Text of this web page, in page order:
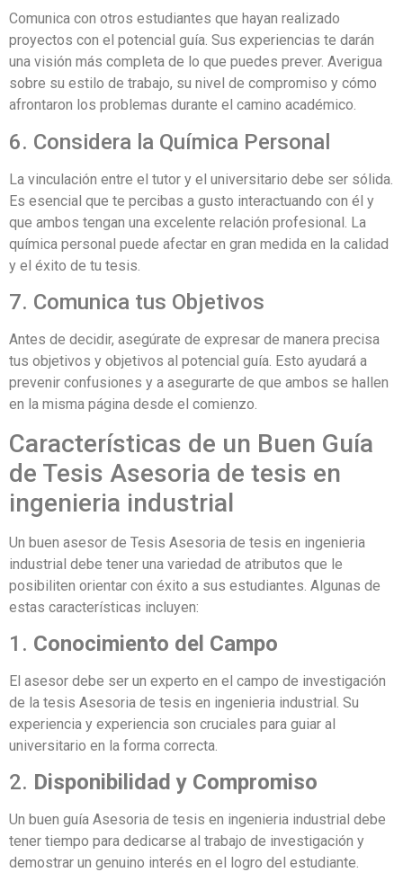
Comunica con otros estudiantes que hayan realizado
proyectos con el potencial guía. Sus experiencias te darán
una visión más completa de lo que puedes prever. Averigua
sobre su estilo de trabajo, su nivel de compromiso y cómo
afrontaron los problemas durante el camino académico.
6. Considera la Química Personal
La vinculación entre el tutor y el universitario debe ser sólida.
Es esencial que te percibas a gusto interactuando con él y
que ambos tengan una excelente relación profesional. La
química personal puede afectar en gran medida en la calidad
y el éxito de tu tesis.
7. Comunica tus Objetivos
Antes de decidir, asegúrate de expresar de manera precisa
tus objetivos y objetivos al potencial guía. Esto ayudará a
prevenir confusiones y a asegurarte de que ambos se hallen
en la misma página desde el comienzo.
Características de un Buen Guía
de Tesis Asesoria de tesis en
ingenieria industrial
Un buen asesor de Tesis Asesoria de tesis en ingenieria
industrial debe tener una variedad de atributos que le
posibiliten orientar con éxito a sus estudiantes. Algunas de
estas características incluyen:
1. Conocimiento del Campo
El asesor debe ser un experto en el campo de investigación
de la tesis Asesoria de tesis en ingenieria industrial. Su
experiencia y experiencia son cruciales para guiar al
universitario en la forma correcta.
2. Disponibilidad y Compromiso
Un buen guía Asesoria de tesis en ingenieria industrial debe
tener tiempo para dedicarse al trabajo de investigación y
demostrar un genuino interés en el logro del estudiante.